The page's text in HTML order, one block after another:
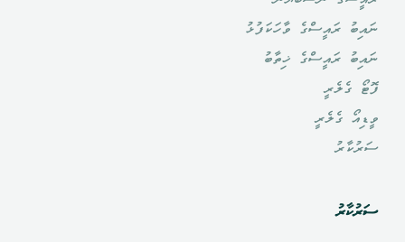
ނައިބު ރައީސްގެ ވާހަކަފުޅު
ނައިބު ރައީސްގެ ޚިތާބު
ފޮޓޯ ގެލެރީ
ވީޑިއޯ ގެލެރީ
ސަރުކާރު
ސަރުކާރު